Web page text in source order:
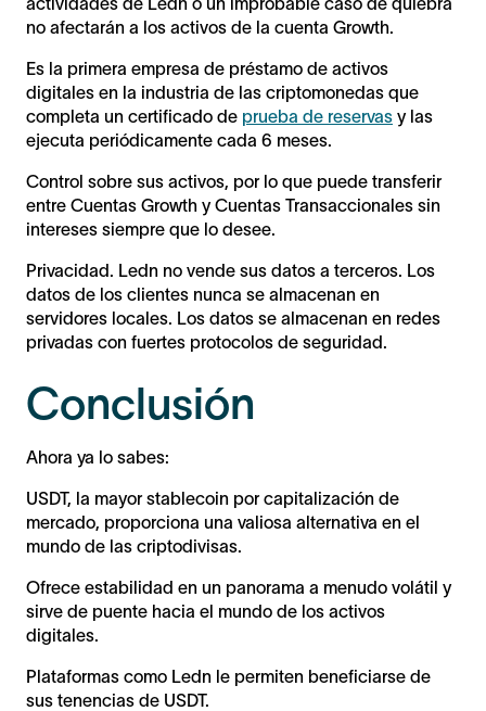
no afectarán a los activos de la cuenta Growth.
Es la primera empresa de préstamo de activos
digitales en la industria de las criptomonedas que
completa un certificado de prueba de reservas y las
ejecuta periódicamente cada 6 meses.
Control sobre sus activos, por lo que puede transferir
entre Cuentas Growth y Cuentas Transaccionales sin
intereses siempre que lo desee.
Privacidad. Ledn no vende sus datos a terceros. Los
datos de los clientes nunca se almacenan en
servidores locales. Los datos se almacenan en redes
privadas con fuertes protocolos de seguridad.
Conclusión
Ahora ya lo sabes:
USDT, la mayor stablecoin por capitalización de
mercado, proporciona una valiosa alternativa en el
mundo de las criptodivisas.
Ofrece estabilidad en un panorama a menudo volátil y
sirve de puente hacia el mundo de los activos
digitales.
Plataformas como Ledn le permiten beneficiarse de
sus tenencias de USDT.